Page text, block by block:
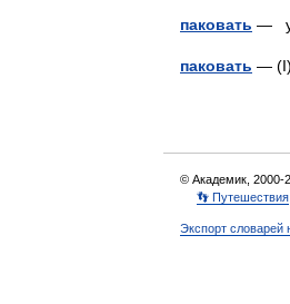
паковать —
паковать —
© Академик, 2000-
👣 Путешествия
Экспорт словарей